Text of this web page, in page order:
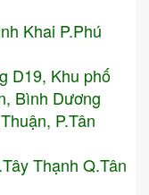
Khai P.Phú
D19, Khu phố
Bình Dương
P.Tân
Thạnh Q.Tân